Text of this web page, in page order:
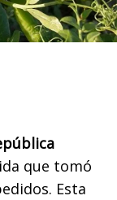
que tomó
Esta